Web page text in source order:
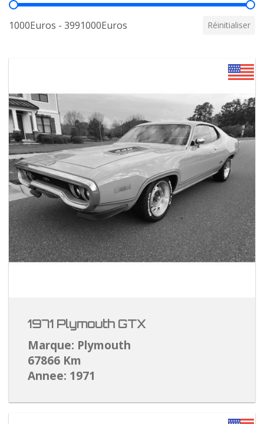
Prix
1000Euros - 3991000Euros Réinitialiser
1971 Plymouth GTX
Marque: Plymouth
67866 Km
Annee: 1971